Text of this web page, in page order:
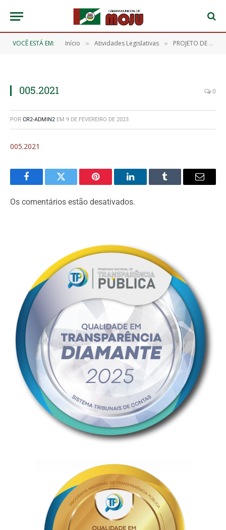
VOCÊ ESTÁ EM: Início » Atividades Legislativas » PROJETO DE LEI Nº 005/2021, DE 18 DE AGOSTO DE 2021 (Impede que condenados, com decisão transitada em julgado por violência contra a mulher, assumam cargos públicos comissionados, temporários, dentre outros no âmbito da Prefeitura Municipal de Moju e Câmara Municipal de Moju)
005.2021 0
POR CR2-ADMIN2 EM 9 DE FEVEREIRO DE 2023
005.2021
FacebookTwitter Pinterest O
LinkedIn
Tumblr
E-
Os comentários estão desativados.